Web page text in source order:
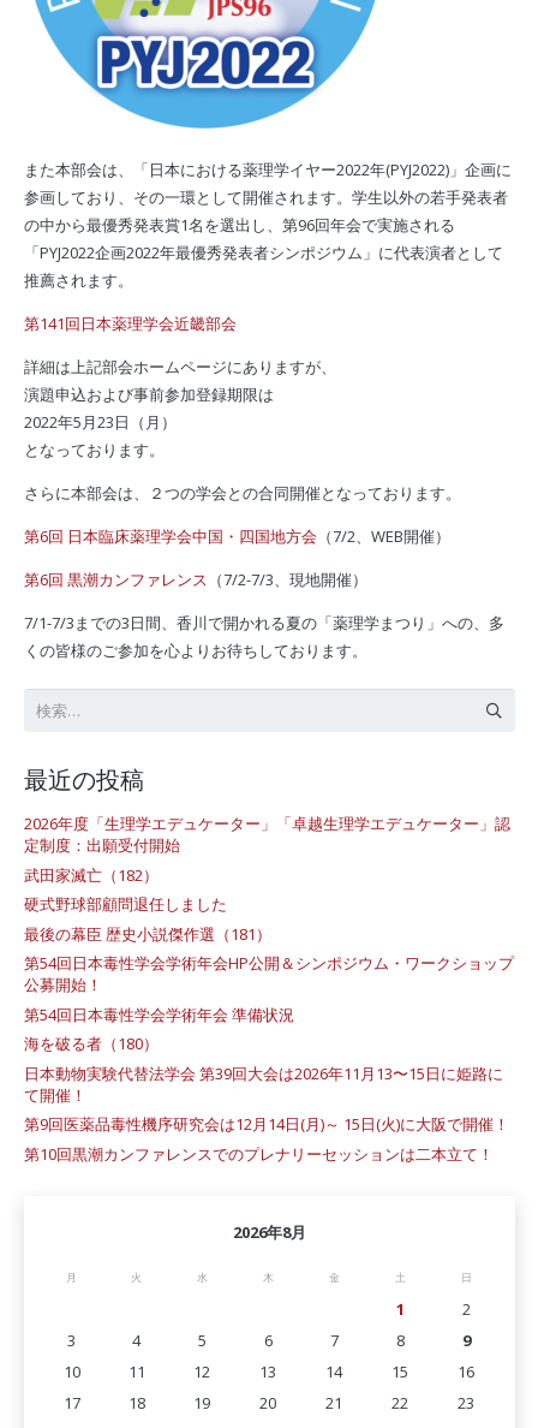
また本部会は、「日本における薬理学イヤー2022年(PYJ2022)」企画に
参画しており、その一環として開催されます。学生以外の若手発表者
の中から最優秀発表賞1名を選出し、第96回年会で実施される
「PYJ2022企画2022年最優秀発表者シンポジウム」に代表演者として
推薦されます。
第141回日本薬理学会近畿部会
詳細は上記部会ホームページにありますが、
演題申込および事前参加登録期限は
2022年5月23日（月）
となっております。
さらに本部会は、２つの学会との合同開催となっております。
第6回 日本臨床薬理学会中国・四国地方会 （7/2、WEB開催）
第6回 黒潮カンファレンス （7/2-7/3、現地開催）
7/1-7/3までの3日間、香川で開かれる夏の「薬理学まつり」への、多
くの皆様のご参加を心よりお待ちしております。
最近の投稿
2026年度「生理学エデュケーター」「卓越生理学エデュケーター」認
定制度：出願受付開始
武田家滅亡（182）
硬式野球部顧問退任しました
最後の幕臣 歴史小説傑作選（181）
第54回日本毒性学会学術年会HP公開＆シンポジウム・ワークショップ
公募開始！
第54回日本毒性学会学術年会 準備状況
海を破る者（180）
日本動物実験代替法学会 第39回大会は2026年11月13〜15日に姫路に
て開催！
第9回医薬品毒性機序研究会は12月14日(月)～ 15日(火)に大阪で開催！
第10回黒潮カンファレンスでのプレナリーセッションは二本立て！
2026年8月
月 火 水 木 金 土 日
1
2
3
4 5 6 7 8
9
10
11 12 13 14 15
16
17
18 19 20 21 22
23